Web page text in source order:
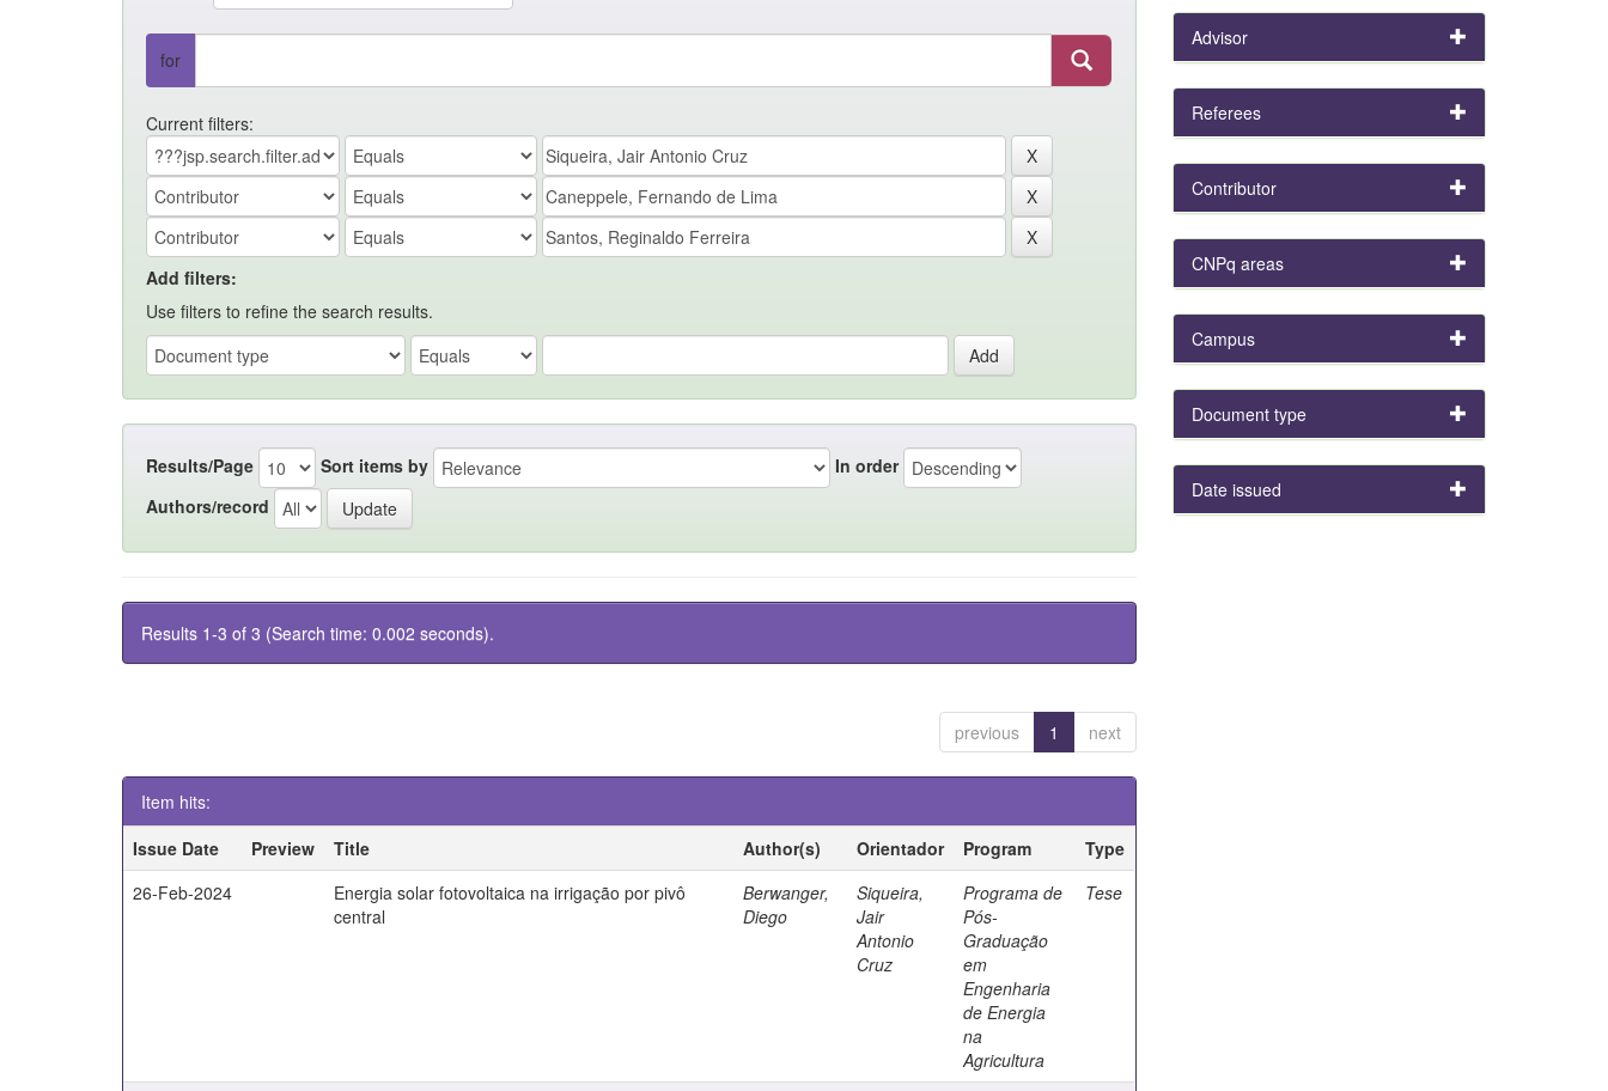
for
Current filters:
Add filters:
Use filters to refine the search results.
Results/Page Sort items by
In order
Authors/record
Results 1-3 of 3 (Search time: 0.002 seconds).
previous 1 next
Item hits:
Issue Date
Preview Title Author(s) Orientador Program
Type
26-Feb-2024
Energia solar fotovoltaica na irrigação por pivô
central
Berwanger,
Diego
Siqueira,
Jair
Antonio
Cruz
Programa de
Pós-
Graduação
em
Engenharia
de Energia
na
Agricultura
Tese
Advisor
Referees
Contributor
CNPq areas
Campus
Document type
Date issued